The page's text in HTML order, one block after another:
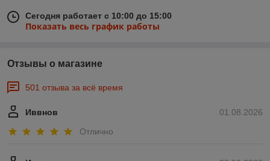
Сегодня работает с 10:00 до 15:00
Показать весь график работы
Отзывы о магазине
501 отзыва за всё время
01.08.2026
Иввнов
Отлично